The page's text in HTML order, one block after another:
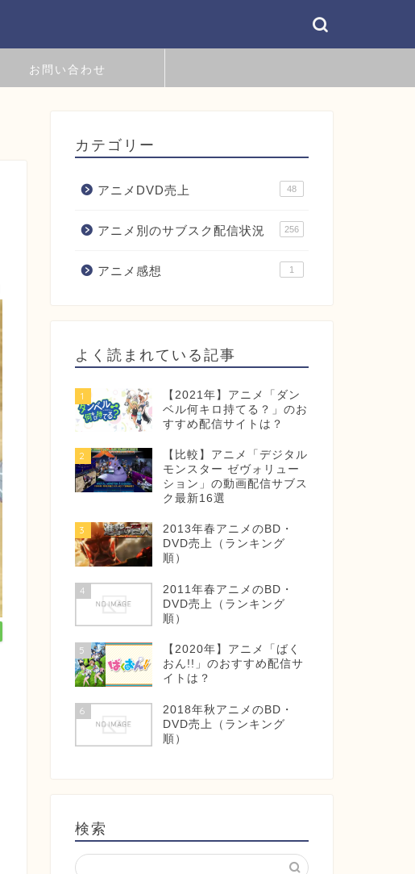
お問い合わせ
カテゴリー
アニメDVD売上 48
アニメ別のサブスク配信状況 256
アニメ感想 1
よく読まれている記事
1
【2021年】アニメ「ダン
ベル何キロ持てる？」のお
すすめ配信サイトは？
2
【比較】アニメ「デジタル
モンスター ゼヴォリュー
ション」の動画配信サブス
ク最新16選
3
2013年春アニメのBD・
DVD売上（ランキング
順）
4
2011年春アニメのBD・
DVD売上（ランキング
順）
5
【2020年】アニメ「ばく
おん!!」のおすすめ配信サ
イトは？
6
2018年秋アニメのBD・
DVD売上（ランキング
順）
検索